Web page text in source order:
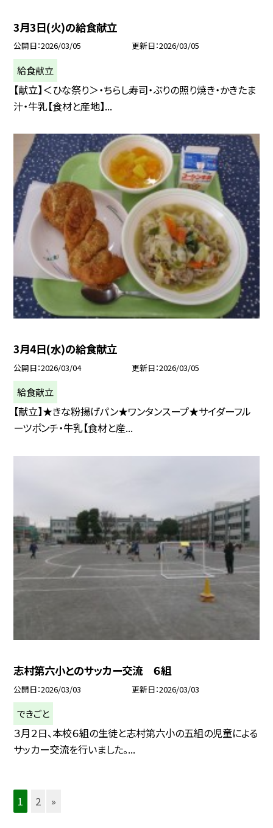
3月3日(火)の給食献立
公開日 2026/03/05 更新日 2026/03/05
給食献立
【献立】＜ひな祭り＞・ちらし寿司・ぶりの照り焼き・かきたま
汁・牛乳【食材と産地】...
3月4日(水)の給食献立
公開日 2026/03/04 更新日 2026/03/05
給食献立
【献立】★きな粉揚げパン★ワンタンスープ★サイダーフル
ーツポンチ・牛乳【食材と産...
志村第六小とのサッカー交流 ６組
公開日 2026/03/03 更新日 2026/03/03
できごと
３月２日、本校６組の生徒と志村第六小の五組の児童による
サッカー交流を行いました。...
1 2 »